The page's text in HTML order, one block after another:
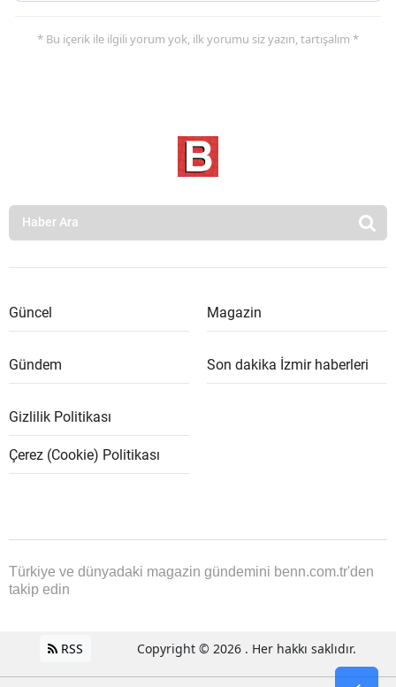
* Bu içerik ile ilgili yorum yok, ilk yorumu siz yazın, tartışalım *
Güncel Magazin
Gündem Son dakika İzmir haberleri
Gizlilik Politikası
Çerez (Cookie) Politikası
Türkiye ve dünyadaki magazin gündemini benn.com.tr'den
takip edin
RSS Copyright © 2026 . Her hakkı saklıdır.